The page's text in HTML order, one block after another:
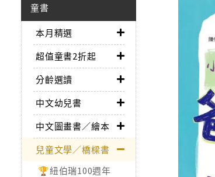
童書
本月精選
超值童書2折起
分齡選讀
中文幼兒書
中文圖畫書／繪本
兒童文學／橋樑書
🏆紐伯瑞100週年